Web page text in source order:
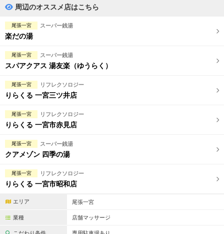
ペアルームあり
フットバスあり
日本人スタッフのみ
スタッフ指名可
周辺のオススメ店はこちら
尾張一宮 スーパー銭湯
楽だの湯
尾張一宮 スーパー銭湯
スパアクアス 湯友楽（ゆうらく）
尾張一宮 リフレクソロジー
りらくる 一宮三ツ井店
尾張一宮 リフレクソロジー
りらくる 一宮市赤見店
尾張一宮 スーパー銭湯
クアメゾン 四季の湯
尾張一宮 リフレクソロジー
りらくる 一宮市昭和店
エリア 尾張一宮
業種 店舗マッサージ